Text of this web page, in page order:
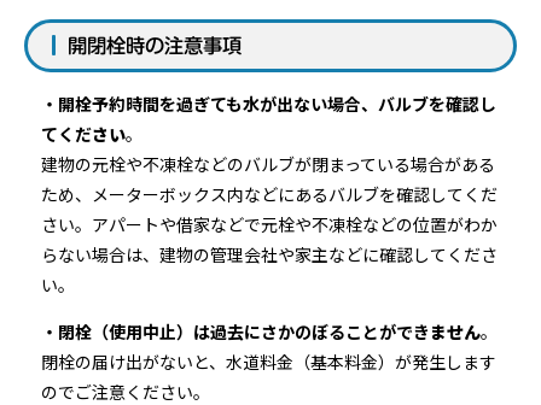
開閉栓時の注意事項
・開栓予約時間を過ぎても水が出ない場合、バルブを確認し
てください。
建物の元栓や不凍栓などのバルブが閉まっている場合がある
ため、メーターボックス内などにあるバルブを確認してくだ
さい。アパートや借家などで元栓や不凍栓などの位置がわか
らない場合は、建物の管理会社や家主などに確認してくださ
い。
・閉栓（使用中止）は過去にさかのぼることができ ません。
閉栓の届け出がないと、水道料金（基本料金）が発生します
のでご注意ください。